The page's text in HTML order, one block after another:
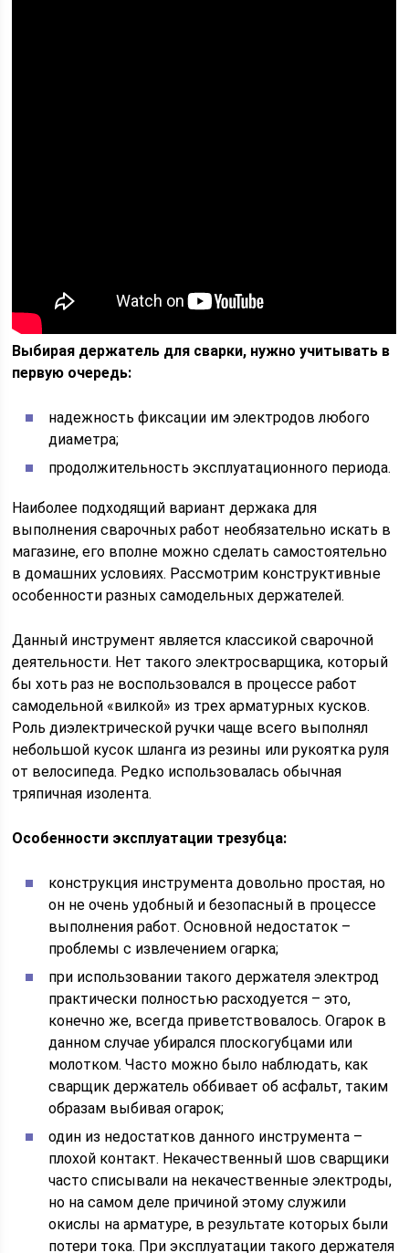
Выбирая держатель для сварки, нужно учитывать в
первую очередь:
надежность фиксации им электродов любого
диаметра;
продолжительность эксплуатационного периода.
Наиболее подходящий вариант держака для
выполнения сварочных работ необязательно искать в
магазине, его вполне можно сделать самостоятельно
в домашних условиях. Рассмотрим конструктивные
особенности разных самодельных держателей.
Данный инструмент является классикой сварочной
деятельности. Нет такого электросварщика, который
бы хоть раз не воспользовался в процессе работ
самодельной «вилкой» из трех арматурных кусков.
Роль диэлектрической ручки чаще всего выполнял
небольшой кусок шланга из резины или рукоятка руля
от велосипеда. Редко использовалась обычная
тряпичная изолента.
Особенности эксплуатации трезубца:
конструкция инструмента довольно простая, но
он не очень удобный и безопасный в процессе
выполнения работ. Основной недостаток –
проблемы с извлечением огарка;
при использовании такого держателя электрод
практически полностью расходуется – это,
конечно же, всегда приветствовалось. Огарок в
данном случае убирался плоскогубцами или
молотком. Часто можно было наблюдать, как
сварщик держатель оббивает об асфальт, таким
образам выбивая огарок;
один из недостатков данного инструмента –
плохой контакт. Некачественный шов сварщики
часто списывали на некачественные электроды,
но на самом деле причиной этому служили
окислы на арматуре, в результате которых были
потери тока. При эксплуатации такого держателя